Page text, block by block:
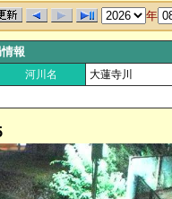
年
報
河川名
大蓮寺川